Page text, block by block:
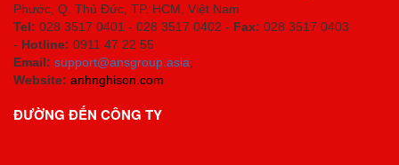
Phước, Q. Thủ Đức, TP. HCM , Việt Nam
Tel: 028 3517 0401 - 028 3517 0402 - Fax: 028 3517 0403
- Hotline: 0911 47 22 55
Email: support@ansgroup.asia;
Website: anhnghison.com
ĐƯỜNG ĐẾN CÔNG TY